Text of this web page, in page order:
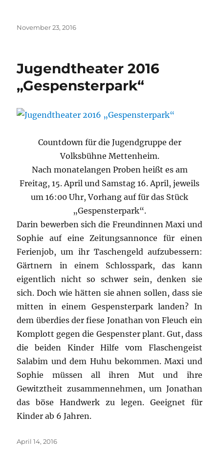
Veröffentlicht
November 23, 2016
Jugendtheater 2016
„Gespensterpark“
Countdown für die Jugendgruppe der
Volksbühne Mettenheim.
Nach monatelangen Proben heißt es am
Freitag, 15. April und Samstag 16. April, jeweils
um 16:00 Uhr, Vorhang auf für das Stück
„Gespensterpark“.
Darin bewerben sich die Freundinnen Maxi und
Sophie auf eine Zeitungsannonce für einen
Ferienjob, um ihr Taschengeld aufzubessern:
Gärtnern in einem Schlosspark, das kann
eigentlich nicht so schwer sein, denken sie
sich. Doch wie hätten sie ahnen sollen, dass sie
mitten in einem Gespensterpark landen? In
dem überdies der fiese Jonathan von Fleuch ein
Komplott gegen die Gespenster plant. Gut, dass
die beiden Kinder Hilfe vom Flaschengeist
Salabim und dem Huhu bekommen. Maxi und
Sophie müssen all ihren Mut und ihre
Gewitztheit zusammennehmen, um Jonathan
das böse Handwerk zu legen. Geeignet für
Kinder ab 6 Jahren.
Veröffentlicht
April 14, 2016